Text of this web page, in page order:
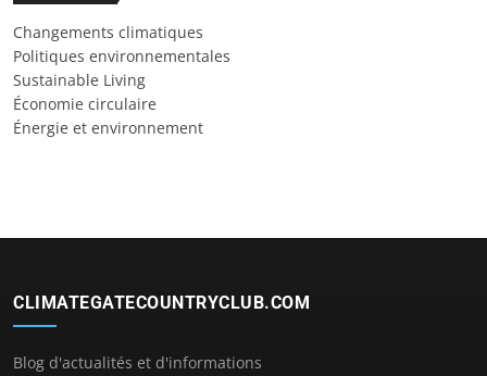
Changements climatiques
Politiques environnementales
Sustainable Living
Économie circulaire
Énergie et environnement
CLIMATEGATECOUNTRYCLUB.COM
Blog d'actualités et d'informations